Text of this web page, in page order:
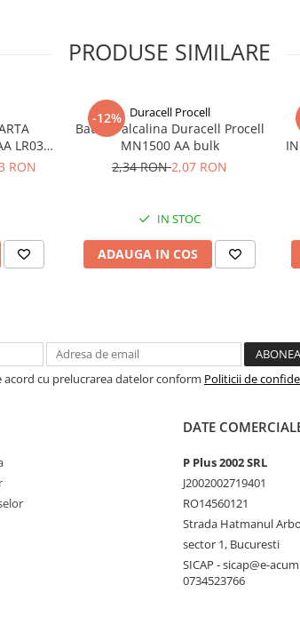
PRODUSE SIMILARE
LR03
RON
-12% Duracell Procell
Baterie alcalina Duracell Procell
MN1500 AA bulk
2,34 RON2,07 RON
IN STOC
ADAUGA IN COS
cu prelucrarea datelor conform Politicii de
DATE
P Plus 2002 SRL
J2002002719401
RO14560121
Strada Hatmanul
sector 1, Bucuresti
SICAP - sicap@e-
0734523766